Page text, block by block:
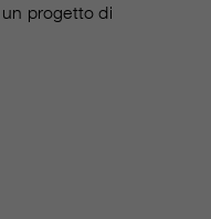
un progetto di